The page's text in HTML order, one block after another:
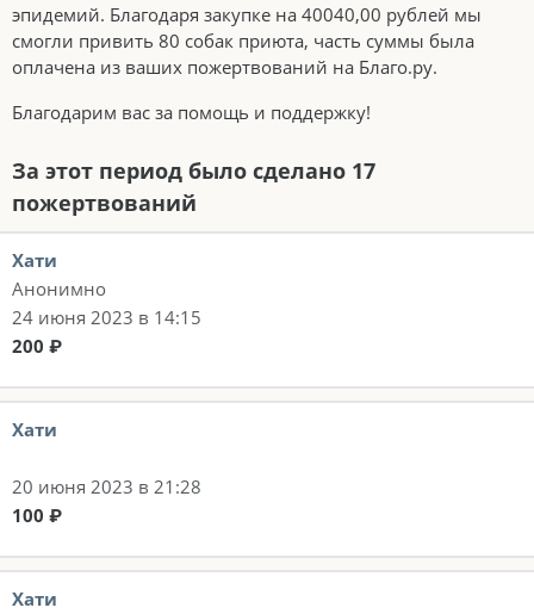
эпидемий. Благодаря закупке на 40040,00 рублей мы
смогли привить 80 собак приюта, часть суммы была
оплачена из ваших пожертвований на Благо.ру.
Благодарим вас за помощь и поддержку!
За этот период было сделано 17
пожертвований
Хати
Анонимно
24 июня 2023 в 14:15
200 ₽
Хати
20 июня 2023 в 21:28
100 ₽
Хати